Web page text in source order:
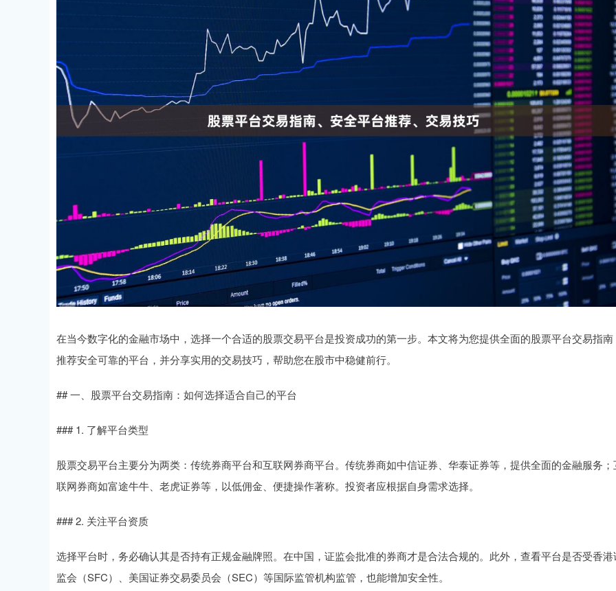
在当今数字化的金融市场中，选择一个合适的股票交易平台是投资成功的第一步。本文将为您提供全面的股票平台交易指南
推荐安全可靠的平台，并分享实用的交易技巧，帮助您在股市中稳健前行。
## 一、股票平台交易指南：如何选择适合自己的平台
### 1. 了解平台类型
股票交易平台主要分为两类：传统券商平台和互联网券商平台。传统券商如中信证券、华泰证券等，提供全面的金融服务；
联网券商如富途牛牛、老虎证券等，以低佣金、便捷操作著称。投资者应根据自身需求选择。
### 2. 关注平台资质
选择平台时，务必确认其是否持有正规金融牌照。在中国，证监会批准的券商才是合法合规的。此外，查看平台是否受香港
监会（SFC）、美国证券交易委员会（SEC）等国际监管机构监管，也能增加安全性。